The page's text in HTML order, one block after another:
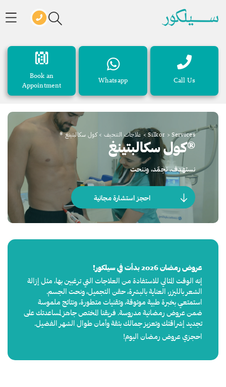
Call Us
Whatsapp
Book an
Appointment
Silkor >Services
>علاجات التنحيف>كول سكالبتينغ ®
®كول سكالبتينغ
نستهدف، نجمّد، وننحت
احجز استشارة مجانية
عروض رمضان 2026 بدأت في سيلكور!
إنه الوقت المثالي للاستفادة من العلاجات التي ترغبين بها، مثل إزالة
الشعر بالليزر، العناية بالبشرة، حقن التجميل، ونحت الجسم.
استمتعي بخبرة طبية موثوقة، وتقنيات متطورة، ونتائج ملموسة
ضمن عروض رمضانية مدروسة. فريقنا المختص جاهز لمساعدتك على
تجديد إشراقتك وتعزيز جمالك بثقة وأمان طوال الشهر الفضيل.
احجزي عروض رمضان اليوم!